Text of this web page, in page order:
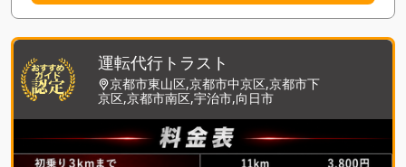
運転代行トラスト
京都市東山区,京都市中京区,京都市下
京区,京都市南区,宇治市,向日市